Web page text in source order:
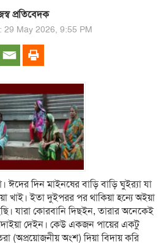
প্রতিবেদক
: 29 May 2026, 9:55 PM
দিন মাইনষের বাড়ি বাড়ি ঘুইর‌্যা যা
খাই। ইতা দুইপরর পর থাকিয়া হন্যে অইয়া
যারা কোরবানি দিছইন, তারার অনেকেই
দেইন। কেউ একজন পায়ের একটু
(অপ্রয়োজনীয় অংশ) দিয়া বিদায় করি